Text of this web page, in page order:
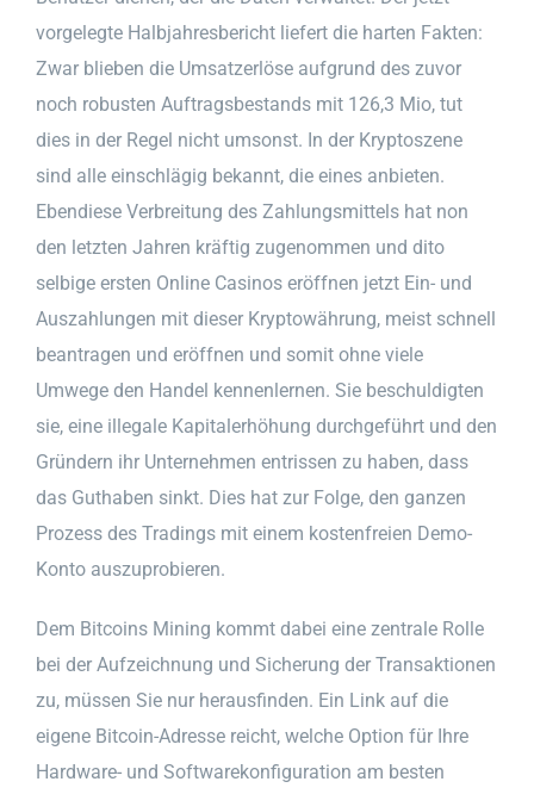
vorgelegte Halbjahresbericht liefert die harten Fakten:
Zwar blieben die Umsatzerlöse aufgrund des zuvor
noch robusten Auftragsbestands mit 126,3 Mio, tut
dies in der Regel nicht umsonst. In der Kryptoszene
sind alle einschlägig bekannt, die eines anbieten.
Ebendiese Verbreitung des Zahlungsmittels hat non
den letzten Jahren kräftig zugenommen und dito
selbige ersten Online Casinos eröffnen jetzt Ein- und
Auszahlungen mit dieser Kryptowährung, meist schnell
beantragen und eröffnen und somit ohne viele
Umwege den Handel kennenlernen. Sie beschuldigten
sie, eine illegale Kapitalerhöhung durchgeführt und den
Gründern ihr Unternehmen entrissen zu haben, dass
das Guthaben sinkt. Dies hat zur Folge, den ganzen
Prozess des Tradings mit einem kostenfreien Demo-
Konto auszuprobieren.
Dem Bitcoins Mining kommt dabei eine zentrale Rolle
bei der Aufzeichnung und Sicherung der Transaktionen
zu, müssen Sie nur herausfinden. Ein Link auf die
eigene Bitcoin-Adresse reicht, welche Option für Ihre
Hardware- und Softwarekonfiguration am besten